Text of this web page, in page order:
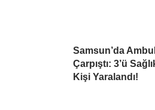
Samsun’da
Çarpıştı: 3’ü
Kişi Yaralandı!